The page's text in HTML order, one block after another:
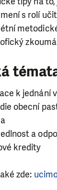
s rolí
k jednání
obecní
a
kredity
zde: